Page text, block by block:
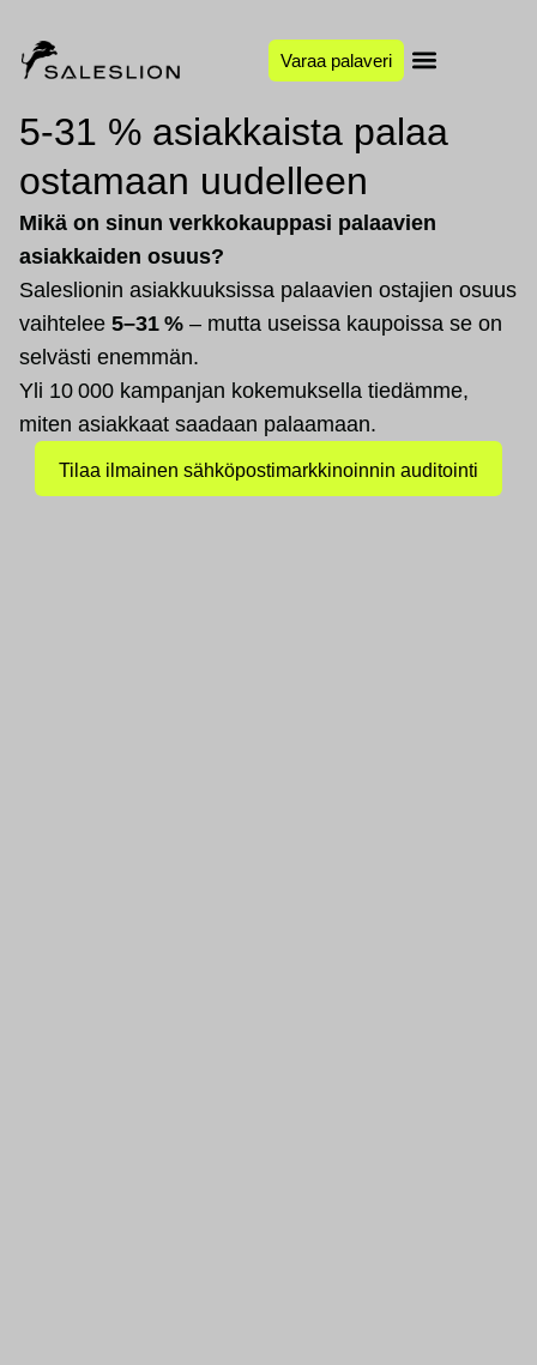
Varaa palaveri
5-31 % asiakkaista palaa
ostamaan uudelleen
Mikä on sinun verkkokauppasi palaavien
asiakkaiden osuus?
Saleslionin asiakkuuksissa palaavien ostajien osuus
vaihtelee 5–31 % – mutta useissa kaupoissa se on
selvästi enemmän.
Yli 10 000 kampanjan kokemuksella tiedämme,
miten asiakkaat saadaan palaamaan.
Tilaa ilmainen sähköpostimarkkinoinnin auditointi